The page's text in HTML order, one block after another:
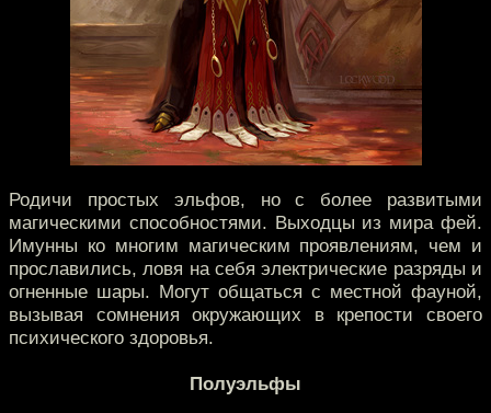
Родичи простых эльфов, но с более развитыми
магическими способностями. Выходцы из мира фей.
Имунны ко многим магическим проявлениям, чем и
прославились, ловя на себя электрические разряды и
огненные шары. Могут общаться с местной фауной,
вызывая сомнения окружающих в крепости своего
психического здоровья.
Полуэльфы